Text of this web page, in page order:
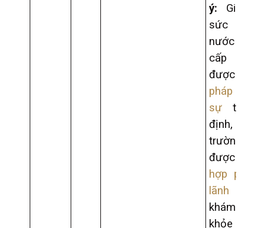
ý: Giấy
sức
nước
cấp
được
pháp hóa
sự theo
định,
trường
được
hợp pháp
lãnh sự
khám
khỏe để